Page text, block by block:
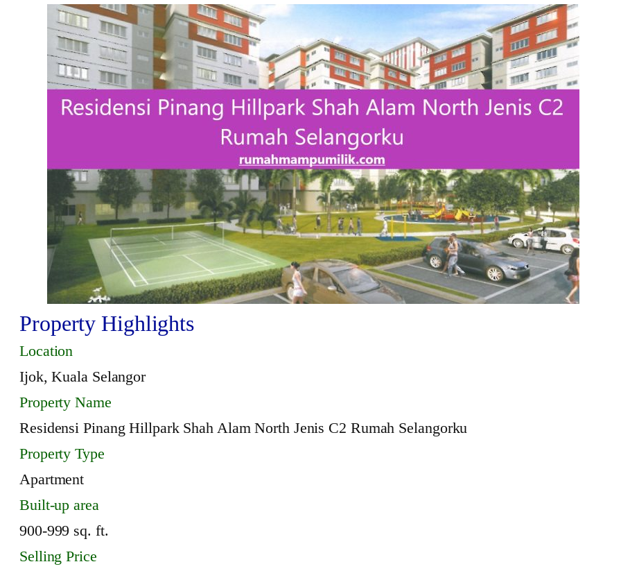
Property Highlights
Location
Ijok, Kuala Selangor
Property Name
Residensi Pinang Hillpark Shah Alam North Jenis C2 Rumah Selangorku
Property Type
Apartment
Built-up area
900-999 sq. ft.
Selling Price